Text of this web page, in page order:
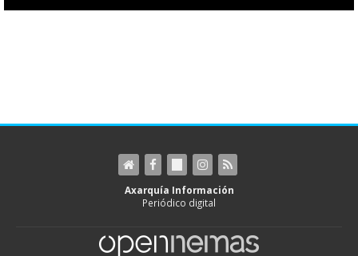
Axarquía Información
Periódico digital